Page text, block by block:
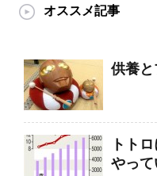
オススメ記事
供養と
トト
やって